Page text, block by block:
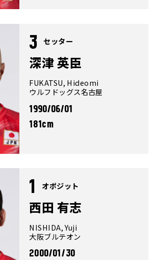
3 セッター
深津 英臣
FUKATSU, Hideomi
ウルフドッグス名古屋
1990/06/01
181cm
1 オポジット
西田 有志
NISHIDA, Yuji
大阪ブルテオン
2000/01/30